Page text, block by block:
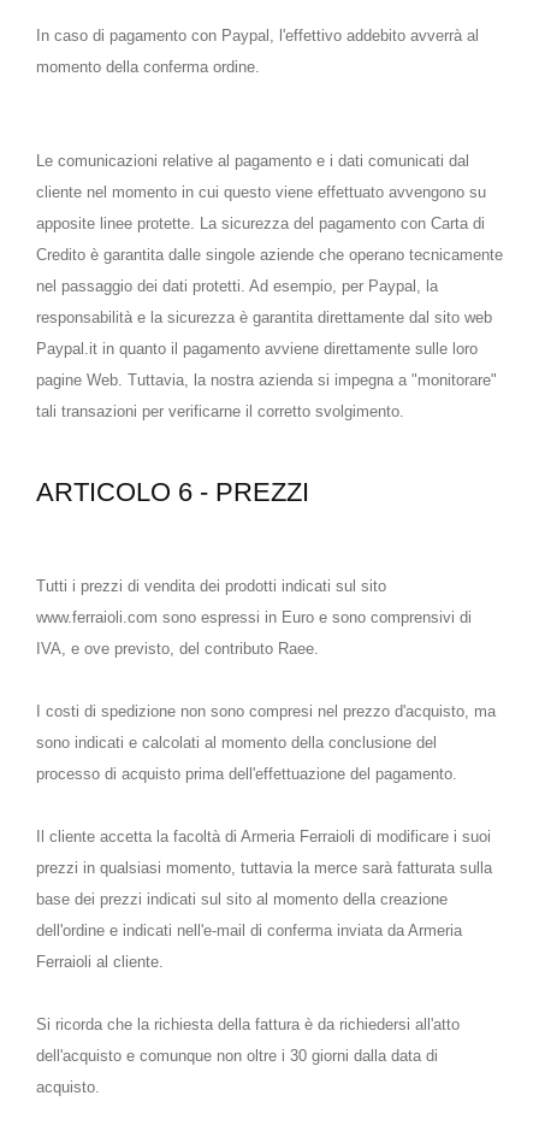
In caso di pagamento con Paypal, l'effettivo addebito avverrà al
momento della conferma ordine.
Le comunicazioni relative al pagamento e i dati comunicati dal
cliente nel momento in cui questo viene effettuato avvengono su
apposite linee protette. La sicurezza del pagamento con Carta di
Credito è garantita dalle singole aziende che operano tecnicamente
nel passaggio dei dati protetti. Ad esempio, per Paypal, la
responsabilità e la sicurezza è garantita direttamente dal sito web
Paypal.it in quanto il pagamento avviene direttamente sulle loro
pagine Web. Tuttavia, la nostra azienda si impegna a "monitorare"
tali transazioni per verificarne il corretto svolgimento.
ARTICOLO 6 - PREZZI
Tutti i prezzi di vendita dei prodotti indicati sul sito
www.ferraioli.com sono espressi in Euro e sono comprensivi di
IVA, e ove previsto, del contributo Raee.
I costi di spedizione non sono compresi nel prezzo d'acquisto, ma
sono indicati e calcolati al momento della conclusione del
processo di acquisto prima dell'effettuazione del pagamento.
Il cliente accetta la facoltà di Armeria Ferraioli di modificare i suoi
prezzi in qualsiasi momento, tuttavia la merce sarà fatturata sulla
base dei prezzi indicati sul sito al momento della creazione
dell'ordine e indicati nell'e-mail di conferma inviata da Armeria
Ferraioli al cliente.
Si ricorda che la richiesta della fattura è da richiedersi all'atto
dell'acquisto e comunque non oltre i 30 giorni dalla data di
acquisto.